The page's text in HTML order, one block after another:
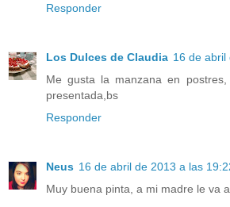
Responder
Los Dulces de Claudia 16 de abril
Me gusta la manzana en
presentada,bs
Responder
Neus 16 de abril de 2013 a las
Muy buena pinta, a mi madre le va